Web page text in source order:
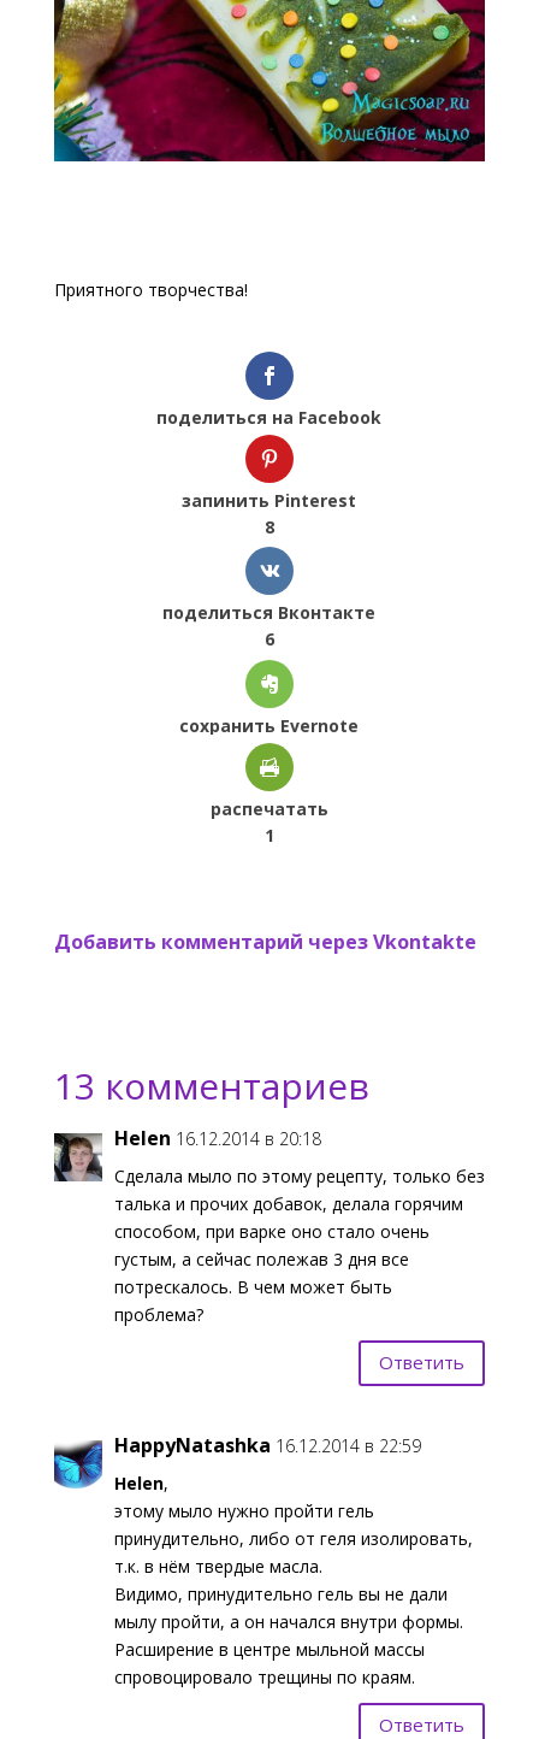
Приятного творчества!
поделиться на Facebook
запинить Pinterest
8
поделиться Вконтакте
6
сохранить Evernote
распечатать
1
Добавить комментарий через Vkontakte
13 комментариев
Helen 16.12.2014 в 20:18
Сделала мыло по этому рецепту, только без
талька и прочих добавок, делала горячим
способом, при варке оно стало очень
густым, а сейчас полежав 3 дня все
потрескалось. В чем может быть
проблема?
Ответить
HappyNatashka 16.12.2014 в 22:59
Helen,
этому мыло нужно пройти гель
принудительно, либо от геля изолировать,
т.к. в нём твердые масла.
Видимо, принудительно гель вы не дали
мылу пройти, а он начался внутри формы.
Расширение в центре мыльной массы
спровоцировало трещины по краям.
Ответить